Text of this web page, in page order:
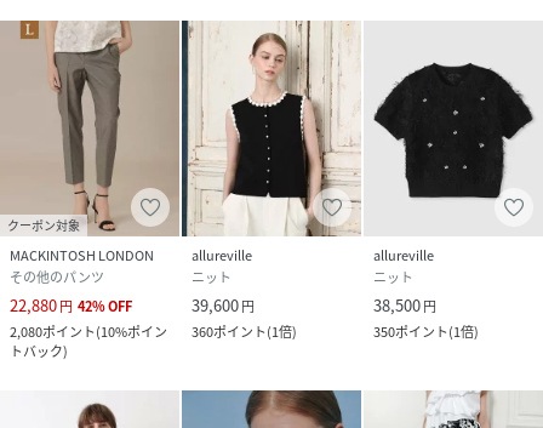
クーポン対象
MACKINTOSH LONDON
その他のパンツ
22,880円 42%OFF
2,080ポイント(10%ポイン
トバック)
allureville
ニット
39,600円
360ポイント(1倍)
allureville
ニット
38,500円
350ポイント(1倍)